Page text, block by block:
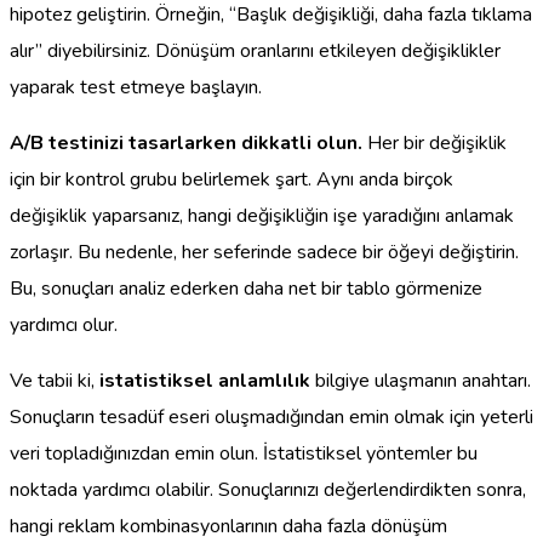
hipotez geliştirin. Örneğin, “Başlık değişikliği, daha fazla tıklama
alır” diyebilirsiniz. Dönüşüm oranlarını etkileyen değişiklikler
yaparak test etmeye başlayın.
A/B testinizi tasarlarken dikkatli olun. Her bir değişiklik
için bir kontrol grubu belirlemek şart. Aynı anda birçok
değişiklik yaparsanız, hangi değişikliğin işe yaradığını anlamak
zorlaşır. Bu nedenle, her seferinde sadece bir öğeyi değiştirin.
Bu, sonuçları analiz ederken daha net bir tablo görmenize
yardımcı olur.
Ve tabii ki, istatistiksel anlamlılık bilgiye ulaşmanın anahtarı.
Sonuçların tesadüf eseri oluşmadığından emin olmak için yeterli
veri topladığınızdan emin olun. İstatistiksel yöntemler bu
noktada yardımcı olabilir. Sonuçlarınızı değerlendirdikten sonra,
hangi reklam kombinasyonlarının daha fazla dönüşüm